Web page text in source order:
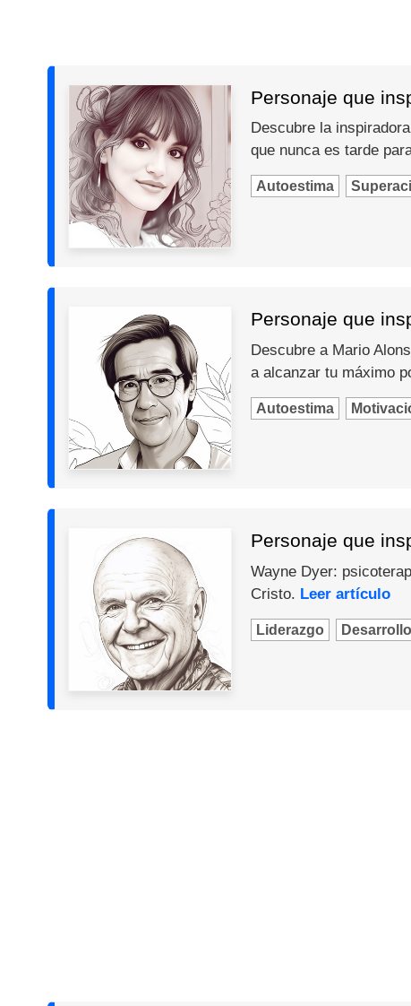
Personaje que
Descubre la
que nunca es tarde
Autoestima
Personaje que
Descubre a Mario
a alcanzar tu máximo
Autoestima
Personaje que
Wayne Dyer:
Cristo. Leer artículo
Liderazgo